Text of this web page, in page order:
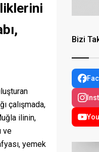
çalışmada,
ilinin,
ve
yemek
Bizi